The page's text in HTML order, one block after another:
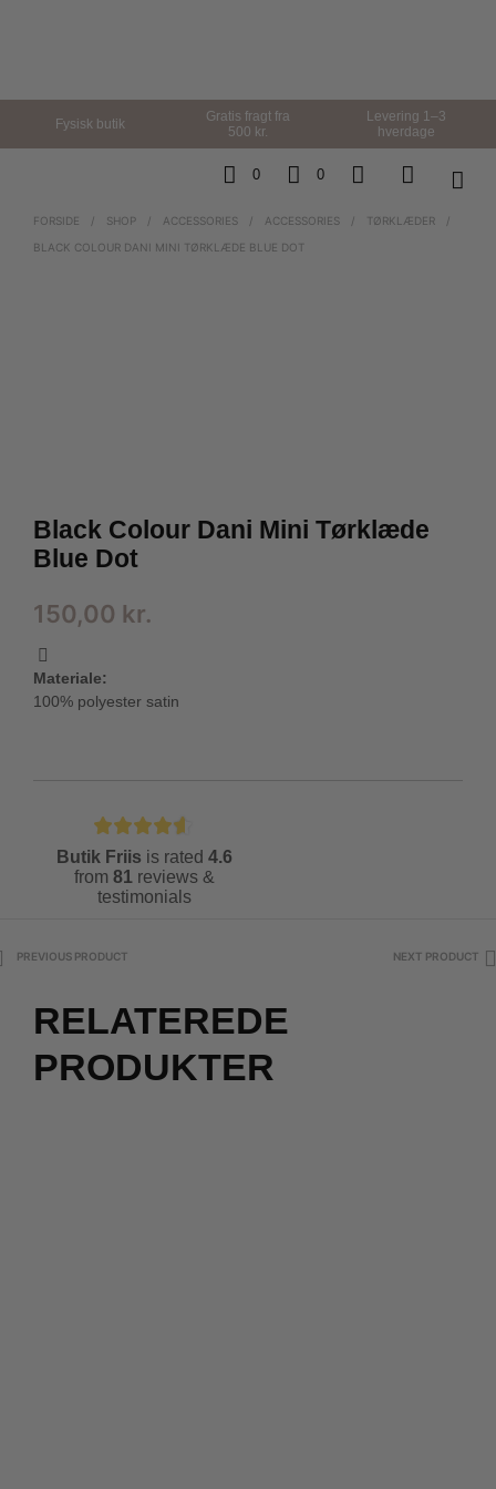
Fysisk butik
Gratis fragt fra
500 kr.
Levering 1–3
hverdage
0 0
FORSIDE / SHOP / ACCESSORIES / ACCESSORIES / TØRKLÆDER
/
BLACK COLOUR DANI MINI TØRKLÆDE BLUE DOT
Black Colour Dani Mini Tørklæde
Blue Dot
150,00 kr.
Materiale:
100% polyester satin
Butik Friis is rated 4.6
from 81 reviews &
testimonials
PREVIOUS PRODUCT NEXT PRODUCT
RELATEREDE
PRODUKTER